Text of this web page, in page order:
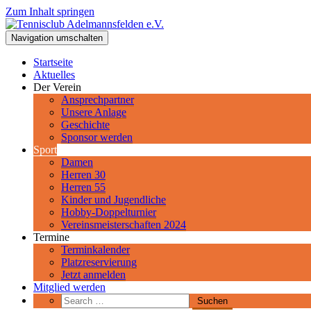
Zum Inhalt springen
Tennisclub Adelmannsfelden e.V.
Spiel, Satz und Sieg! Herzlich Willkommen beim Tennisclub
Navigation umschalten
Startseite
Aktuelles
Der Verein
Ansprechpartner
Unsere Anlage
Geschichte
Sponsor werden
Sport
Damen
Herren 30
Herren 55
Kinder und Jugendliche
Hobby-Doppelturnier
Vereinsmeisterschaften 2024
Termine
Terminkalender
Platzreservierung
Jetzt anmelden
Mitglied werden